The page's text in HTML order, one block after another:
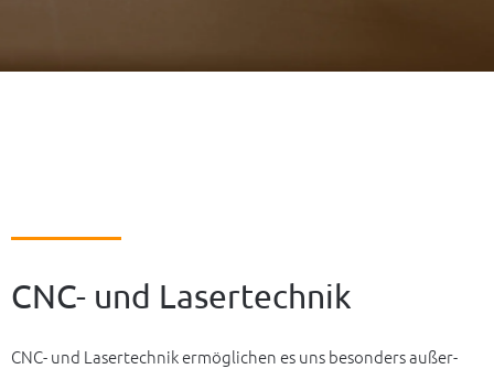
CNC- und Lasertechnik
CNC- und Laser­tech­nik ermög­li­chen es uns beson­ders außer­